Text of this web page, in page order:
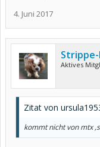
4. Juni 2017
Strippe-
Aktives
Zitat von
kommt nicht von mtx